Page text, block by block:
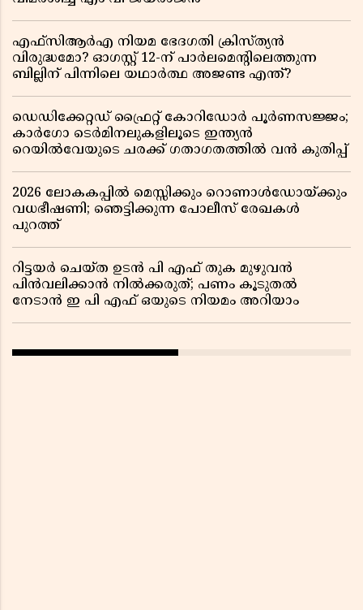
എഫ്സിആർഎ നിയമ ഭേദഗതി ക്രിസ്ത്യൻ
വിരുദ്ധമോ? ഓഗസ്റ്റ് 12-ന് പാർലമെന്റിലെത്തുന്ന
ബില്ലിന് പിന്നിലെ യഥാർത്ഥ അജണ്ട എന്ത്?
ഡെഡിക്കേറ്റഡ് ഫ്രൈറ്റ് കോറിഡോർ പൂർണസജ്ജം;
കാർഗോ ടെർമിനലുകളിലൂടെ ഇന്ത്യൻ
റെയിൽവേയുടെ ചരക്ക് ഗതാഗതത്തിൽ വൻ കുതിപ്പ്
2026 ലോകകപ്പിൽ മെസ്സിക്കും റൊണാൾഡോയ്ക്കും
വധഭീഷണി; ഞെട്ടിക്കുന്ന പോലീസ് രേഖകൾ
പുറത്ത്
റിട്ടയർ ചെയ്ത ഉടൻ പി എഫ് തുക മുഴുവൻ
പിൻവലിക്കാൻ നിൽക്കരുത്; പണം കൂടുതൽ
നേടാൻ ഇ പി എഫ് ഒയുടെ നിയമം അറിയാം